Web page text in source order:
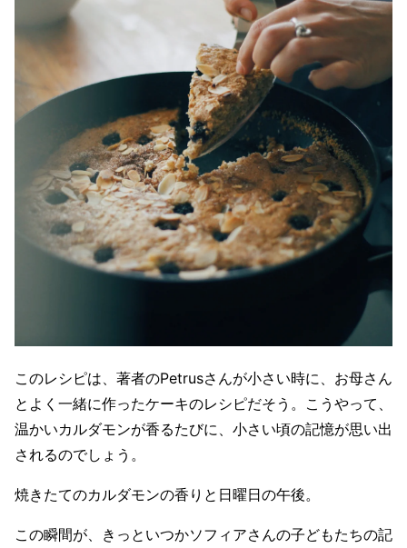
このレシピは、著者のPetrusさんが小さい時に、お母さん
とよく一緒に作ったケーキのレシピだそう。こうやって、
温かいカルダモンが香るたびに、小さい頃の記憶が思い出
されるのでしょう。
焼きたてのカルダモンの香りと日曜日の午後。
この瞬間が、きっといつかソフィアさんの子どもたちの記